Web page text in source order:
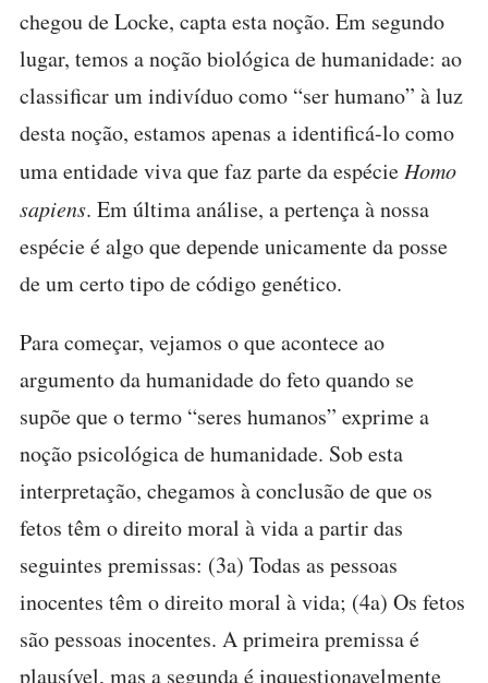
chegou de Locke, capta esta noção. Em segundo
lugar, temos a noção biológica de humanidade: ao
classificar um indivíduo como “ser humano” à luz
desta noção, estamos apenas a identificá-lo como
uma entidade viva que faz parte da espécie Homo
sapiens. Em última análise, a pertença à nossa
espécie é algo que depende unicamente da posse
de um certo tipo de código genético.
Para começar, vejamos o que acontece ao
argumento da humanidade do feto quando se
supõe que o termo “seres humanos” exprime a
noção psicológica de humanidade. Sob esta
interpretação, chegamos à conclusão de que os
fetos têm o direito moral à vida a partir das
seguintes premissas: (3a) Todas as pessoas
inocentes têm o direito moral à vida; (4a) Os fetos
são pessoas inocentes. A primeira premissa é
plausível, mas a segunda é inquestionavelmente